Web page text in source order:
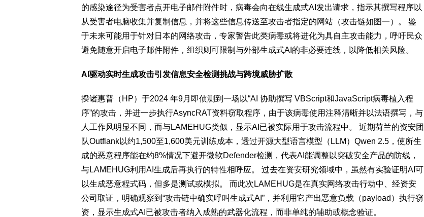
的感染途径为受害者点开电子邮件附件时，病毒会向在线生成式AI发出请求，指示其撰写程序以
从受害者电脑收集并复制信息，并将这些信息传送至攻击者指定的网站（攻击链如图一）。 鉴
于未来可能用于针对日本的网络攻击，专家警告此类病毒或将进化为具自主攻击能力，呼吁民众
避免随意开启电子邮件附件，组织则可限制与外部生成式AI的非必要连线，以降低相关风险。
AI驱动实时生成攻击引发信息安全检测挑战与跨境威胁扩散
揆诸惠普（HP）于2024 年9月即侦测到一场以“AI 协助撰写 VBScript和JavaScript病毒植入程
序”的攻击，并进一步执行AsyncRAT资料窃取程序，由于该病毒使用注释清晰并以法语撰写，与
人工作风明显不同，而与LAMEHUG类似，显示AI已被实际用于攻击流程中。 近期荷兰的资安团
队Outflank以约1,500至1,600美元训练成本，透过开源大型语言模型（LLM）Qwen 2.5，使所生
成的恶意程序能在约8%情况下避开微软Defender检测，代表AI能调整以突破安全产品的防线，
与LAMEHUG利用AI生成后再执行的特性相呼应。 过去在资安研究领域中，虽然有实验证明AI可
以生成恶意程式码，但多是测试或模拟。 而此次LAMEHUG是在真实网络攻击行动中、经资安
公司取证，明确观察到“攻击链中确实呼叫生成式AI”，并利用它产出恶意负载（payload）执行窃
资，显示生成式AI已被攻击者纳入成熟的武器化流程，而非单纯的辅助或概念验证。